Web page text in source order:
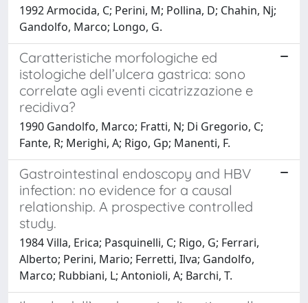
1992 Armocida, C; Perini, M; Pollina, D; Chahin, Nj;
Gandolfo, Marco; Longo, G.
Caratteristiche morfologiche ed
istologiche dell’ulcera gastrica: sono
correlate agli eventi cicatrizzazione e
recidiva?
1990 Gandolfo, Marco; Fratti, N; Di Gregorio, C;
Fante, R; Merighi, A; Rigo, Gp; Manenti, F.
Gastrointestinal endoscopy and HBV
infection: no evidence for a causal
relationship. A prospective controlled
study.
1984 Villa, Erica; Pasquinelli, C; Rigo, G; Ferrari,
Alberto; Perini, Mario; Ferretti, Ilva; Gandolfo,
Marco; Rubbiani, L; Antonioli, A; Barchi, T.